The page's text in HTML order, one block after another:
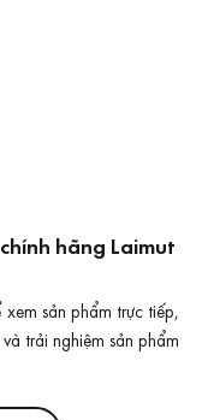
hãng Laimut
sản phẩm trực tiếp,
trải nghiệm sản phẩm